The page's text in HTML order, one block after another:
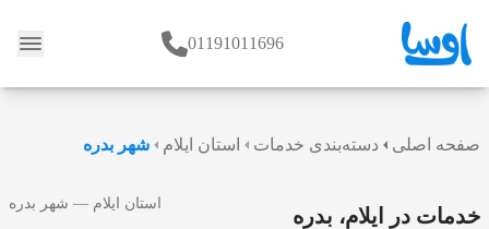
وبلاگ 01191011696
صفحه اصلی دسته‌بندی خدمات استان ایلام شهر بدره
خدمات در ایلام، بدره
استان ایلام — شهر بدره